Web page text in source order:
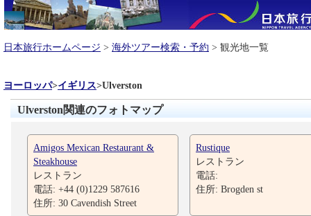
日本旅行ホームページ > 海外ツアー検索・予約 > 観光地一覧
ヨーロッパ>イギリス>Ulverston
Ulverston関連のフォトマップ
Amigos Mexican Restaurant &
Steakhouse
レストラン
電話: +44 (0)1229 587616
住所: 30 Cavendish Street
Rustique
レストラン
電話:
住所: Brogden st